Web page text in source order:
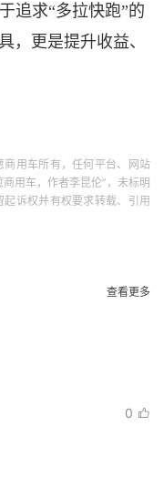
追求“多拉快跑”的
，更是提升收益、
用车所有，任何平台、网站
用车，作者李昆伦”，未标明
诉权并有权要求转载、引用
查看更多
0